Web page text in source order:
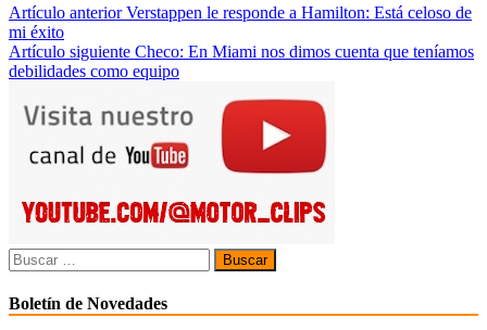
Navegación
de
entradas
Artículo anterior Verstappen le responde a Hamilton: Está celoso de
mi éxito
Artículo siguiente Checo: En Miami nos dimos cuenta que teníamos
debilidades como equipo
Buscar:
Boletín de Novedades